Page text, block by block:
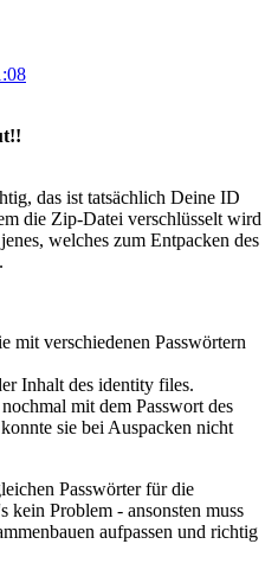
das ist tatsächlich Deine ID
die Zip-Datei verschlüsselt wird
welches zum Entpacken des
mit verschiedenen Passwörtern
Inhalt des identity files.
mit dem Passwort des
sie bei Auspacken nicht
Passwörter für die
kein Problem - ansonsten muss
aufpassen und richtig